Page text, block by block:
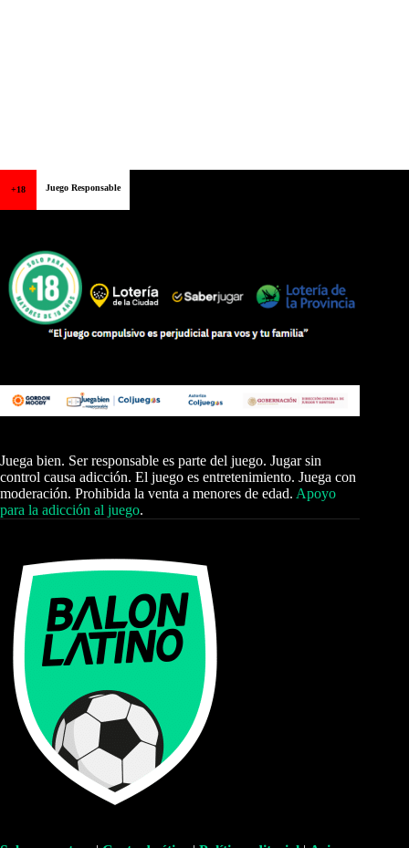
+18 Juego Responsable
Juega bien. Ser responsable es parte del juego. Jugar sin
control causa adicción. El juego es entretenimiento. Juega con
moderación. Prohibida la venta a menores de edad. Apoyo
para la adicción al juego.